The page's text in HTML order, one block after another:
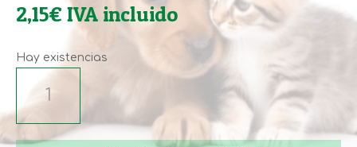
2,15€ IVA incluido
Hay existencias
TIJERA